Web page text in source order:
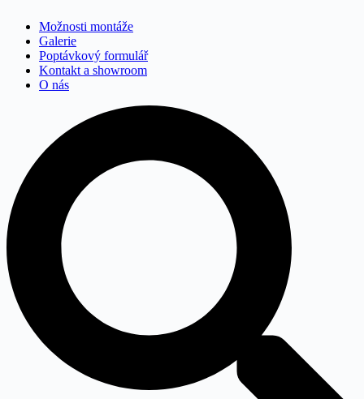
Možnosti montáže
Galerie
Poptávkový formulář
Kontakt a showroom
O nás